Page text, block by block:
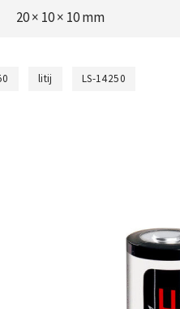
20 × 10 × 10 mm
litij LS-14250